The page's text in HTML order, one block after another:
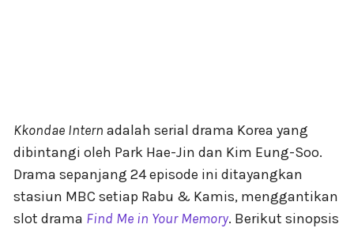
Kkondae Intern adalah serial drama Korea yang
dibintangi oleh Park Hae-Jin dan Kim Eung-Soo.
Drama sepanjang 24 episode ini ditayangkan
stasiun MBC setiap Rabu & Kamis, menggantikan
slot drama Find Me in Your Memory. Berikut sinopsis